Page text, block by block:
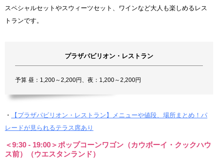
スペシャルセットやスウィーツセット、ワインなど大人も楽しめるレス
トランです。
プラザパビリオン・レストラン
予算 昼：1,200～2,200円、夜：1,200～2,200円
・
【プラザパビリオン・レストラン】メニューや値段、場所まとめ！パ
レードが見られるテラス席あり
＜9:30 - 19:00＞ポップコーンワゴン（カウボーイ・クックハウ
ス前）（ウエスタンランド）